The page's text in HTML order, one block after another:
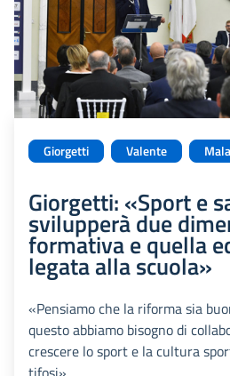
Giorgetti Valente
Giorgetti: «Sport e
svilupperà due
formativa e quella
legata alla scuola»
«Pensiamo che la riforma sia
questo abbiamo bisogno di
crescere lo sport e la cultura